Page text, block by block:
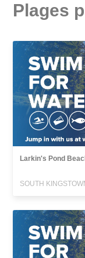
Plages
Larkin's Pond
SOUTH